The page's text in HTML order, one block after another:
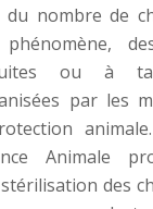
nombre de
ou à
par les
Animale
des